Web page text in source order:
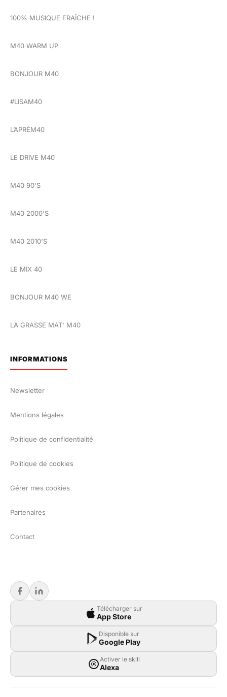
100% MUSIQUE FRAÎCHE !
M40 WARM UP
BONJOUR M40
#LISAM40
L’APRÈM40
LE DRIVE M40
M40 90'S
M40 2000'S
M40 2010'S
LE MIX 40
BONJOUR M40 WE
LA GRASSE MAT' M40
INFORMATIONS
Newsletter
Mentions légales
Politique de confidentialité
Politique de cookies
Gérer mes cookies
Partenaires
Contact
Télécharger sur
App Store
Disponible sur
Google Play
Activer le skill
Alexa